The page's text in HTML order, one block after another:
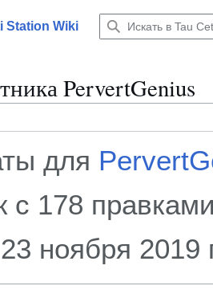
Station Wiki
PervertGenius
для
с 178
ноября 2019